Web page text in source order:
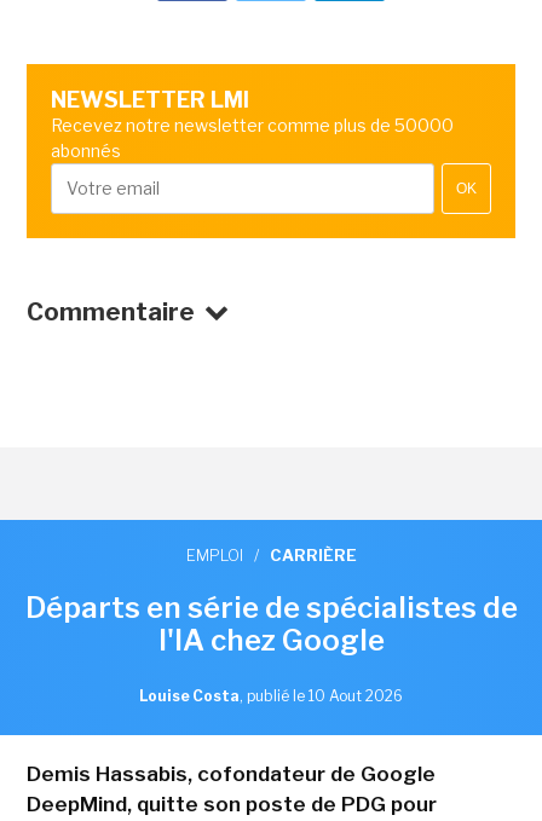
NEWSLETTER LMI
Recevez notre newsletter comme plus de 50000
abonnés
OK
Commentaire
EMPLOI / CARRIÈRE
Départs en série de spécialistes de
l'IA chez Google
Louise Costa, publié le 10 Aout 2026
Demis Hassabis, cofondateur de Google
DeepMind, quitte son poste de PDG pour